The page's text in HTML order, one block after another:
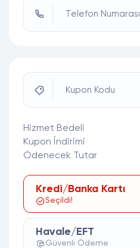
Telefon Numarası
Kupon Kodu
Hizmet Bedeli
Kupon İndirimi
Ödenecek Tutar
Kredi/Banka Kartı
Seçildi!
Havale/EFT
Güvenli Ödeme